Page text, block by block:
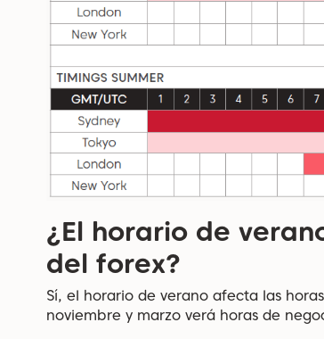
¿El horario de
del forex?
Sí, el horario de verano afecta las
noviembre y marzo verá horas de